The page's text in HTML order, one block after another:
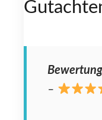
–